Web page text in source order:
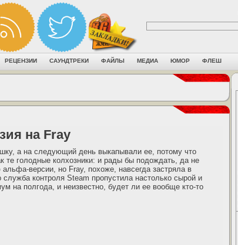
РЕЦЕНЗИИ САУНДТРЕКИ ФАЙЛЫ МЕДИА ЮМОР ФЛЕШ
на Fray
а на следующий день выкапывали ее, потому что
те голодные колхозники: и рады бы подождать, да не
версии, но Fray, похоже, навсегда застряла в
контроля Steam пропустила настолько сырой и
на полгода, и неизвестно, будет ли ее вообще кто-то